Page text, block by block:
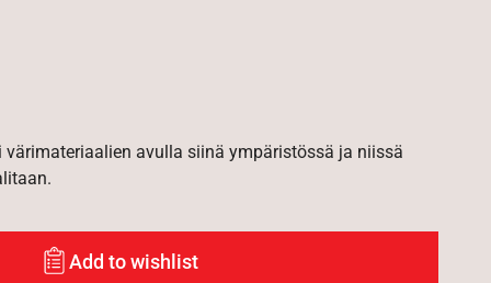
avulla siinä ympäristössä ja niissä
Add to wishlist